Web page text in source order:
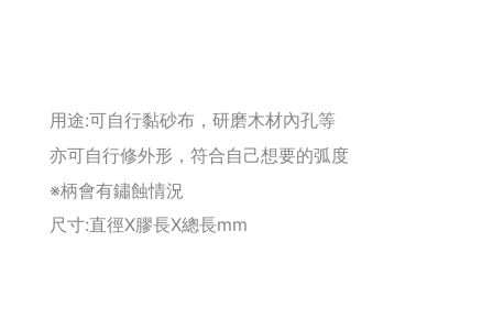
砂紙 / 拋光
鑽頭 / 轉接桿
修邊機 / 配件
用途:可自行黏砂布，研磨木材內孔等
亦可自行修外形，符合自己想要的弧度
※柄會有鏽蝕情況
尺寸:直徑X膠長X總長mm